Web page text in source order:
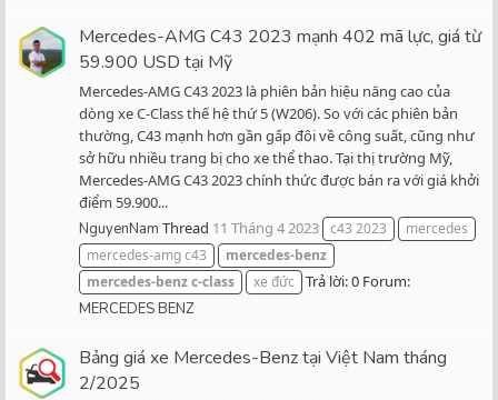
Mercedes-AMG C43 2023 mạnh 402 mã lực, giá từ
59.900 USD tại Mỹ
Mercedes-AMG C43 2023 là phiên bản hiệu năng cao của
dòng xe C-Class thế hệ thứ 5 (W206). So với các phiên bản
thường, C43 mạnh hơn gần gấp đôi về công suất, cũng như
sở hữu nhiều trang bị cho xe thể thao. Tại thị trường Mỹ,
Mercedes-AMG C43 2023 chính thức được bán ra với giá khởi
điểm 59.900...
NguyenNam Thread 11 Tháng 4 2023 c43 2023
mercedes
mercedes-amg c43
mercedes-benz
mercedes-benzc-class xe đức Trả lời: 0 Forum:
MERCEDES BENZ
Bảng giá xe Mercedes-Benz tại Việt Nam tháng
2/2025